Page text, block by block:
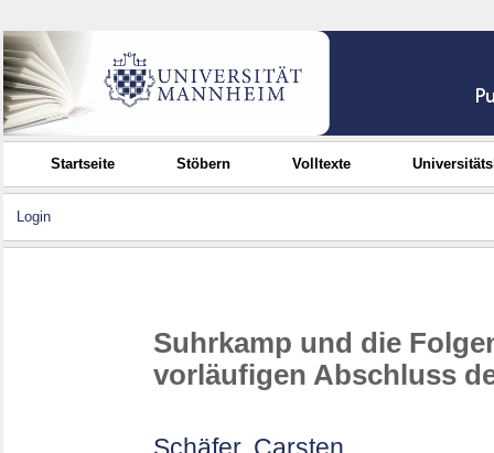
Startseite Stöbern Volltexte
Login
Suhrkamp und die
vorläufigen Abschluss